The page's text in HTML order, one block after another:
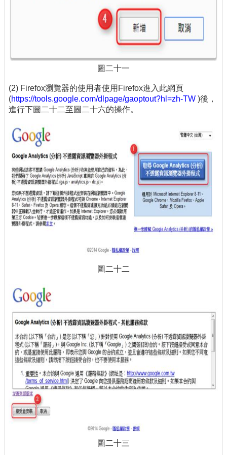
圖二十一
(2) Firefox瀏覽器的使用者使用Firefox進入此網頁
(https://tools.google.com/dlpage/gaoptout?hl=zh-TW )後，
進行下圖二十二至圖二十六的操作。
圖二十二
圖二十三